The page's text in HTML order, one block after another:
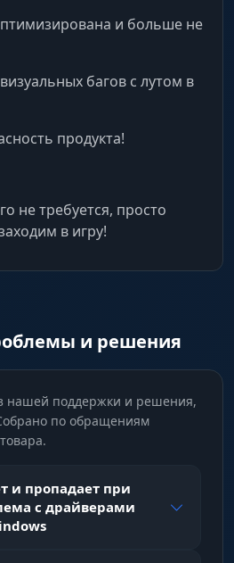
и больше не
багов с лутом в
продукта!
не требуется, просто
в игру!
и решения
нашей поддержки и решения,
по обращениям
и пропадает при
с драйверами